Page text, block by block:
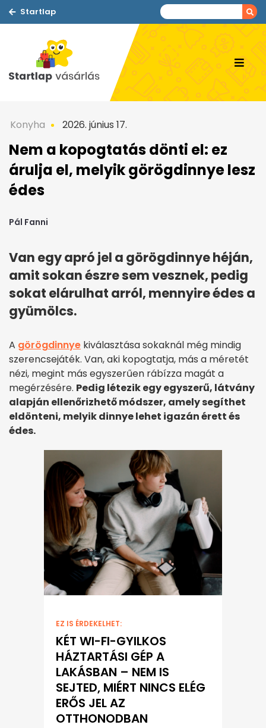
Startlap
Konyha 2026. június 17.
Nem a kopogtatás dönti el: ez
árulja el, melyik görögdinnye lesz
édes
Pál Fanni
Van egy apró jel a görögdinnye héján,
amit sokan észre sem vesznek, pedig
sokat elárulhat arról, mennyire édes a
gyümölcs.
A görögdinnye kiválasztása sokaknál még mindig
szerencsejáték. Van, aki kopogtatja, más a méretét
nézi, megint más egyszerűen rábízza magát a
megérzésére. Pedig létezik egy egyszerű, látvány
alapján ellenőrizhető módszer, amely segíthet
eldönteni, melyik dinnye lehet igazán érett és
édes.
EZ IS ÉRDEKELHET:
KÉT WI-FI-GYILKOS
HÁZTARTÁSI GÉP A
LAKÁSBAN – NEM IS
SEJTED, MIÉRT NINCS ELÉG
ERŐS JEL AZ
OTTHONODBAN